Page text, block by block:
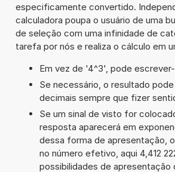
especificamente convertido.
calculadora poupa o usuário de uma
de seleção com uma infinidade de
tarefa por nós e realiza o cálculo em
Em vez de '4^3', pode
Se necessário, o resultado
decimais sempre que fizer
Se um sinal de visto for
resposta aparecerá em
dessa forma de apresentação,
no número efetivo, aqui 4,412
possibilidades de apresentação